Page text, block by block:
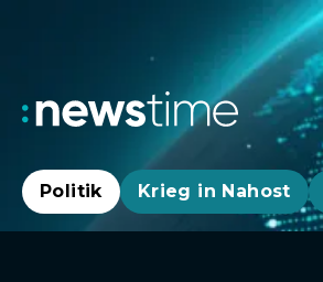
Politik Krieg in Nahost